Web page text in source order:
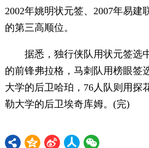
2002年姚明状元签、2007年易建
的第三高顺位。
据悉，独行侠队用状元签选
的前锋弗拉格，马刺队用榜眼签
大学的后卫哈珀，76人队则用探
勒大学的后卫埃奇库姆。(完)